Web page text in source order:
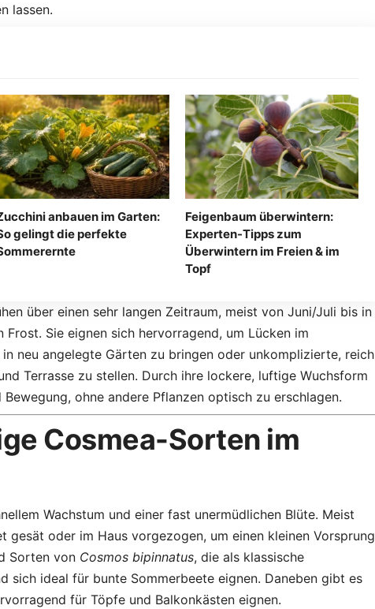
lassen.
anbauen im Garten:
gelingt die perfekte
Feigenbaum überwintern:
Experten-Tipps zum
Überwintern im Freien & im
Topf
über einen sehr langen Zeitraum, meist von Juni/Juli bis in
Sie eignen sich hervorragend, um Lücken im
neu angelegte Gärten zu bringen oder unkomplizierte, reich
Terrasse zu stellen. Durch ihre lockere, luftige Wuchsform
ohne andere Pflanzen optisch zu erschlagen.
Cosmea-Sorten im
Wachstum und einer fast unermüdlichen Blüte. Meist
gesät oder im Haus vorgezogen, um einen kleinen Vorsprung
Sorten von Cosmos bipinnatus, die als klassische
sich ideal für bunte Sommerbeete eignen. Daneben gibt es
für Töpfe und Balkonkästen eignen.